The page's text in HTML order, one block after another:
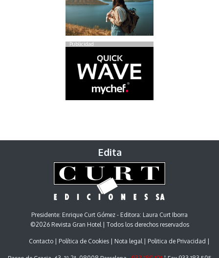
Publicidad
Edita
Presidente: Enrique Curt Gómez - Editora: Laura Curt Iborra
©2026 Revista Gran Hotel | Todos los derechos reservados
Contacto Política de Cookies Nota legal Politica de Privacidad